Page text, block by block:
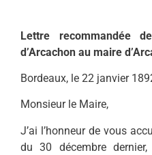
Lettre recommandée
d’Arcachon au maire
Bordeaux, le 22 janvier
Monsieur le Maire,
J’ai l’honneur de vous
du 30 décembre